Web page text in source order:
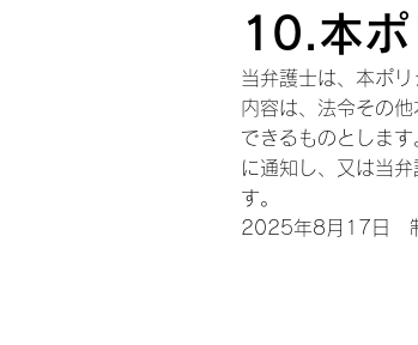
10.本ポ
当弁護士は、本ポ
内容は、法令その
できるものとしま
に通知し、又は当
す。
2025年8月17日